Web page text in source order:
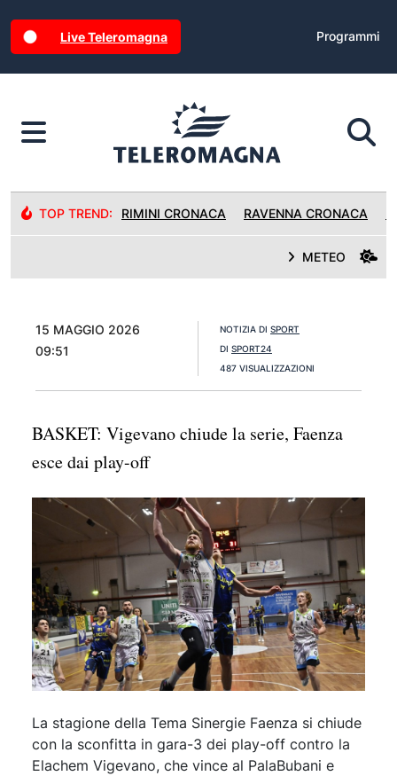
Live Teleromagna Programmi
TOP TREND: RIMINI CRONACA RAVENNA CRONACA
METEO
15 MAGGIO 2026
09:51
NOTIZIA DI SPORT
DI SPORT24
487 VISUALIZZAZIONI
BASKET: Vigevano chiude la serie, Faenza
esce dai play-off
La stagione della Tema Sinergie Faenza si chiude
con la sconfitta in gara-3 dei play-off contro la
Elachem Vigevano, che vince al PalaBubani e